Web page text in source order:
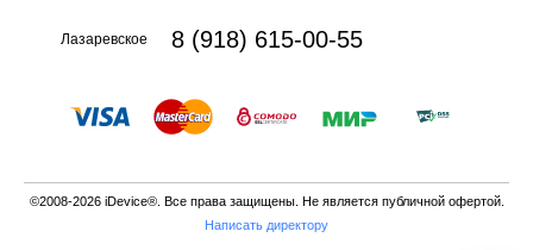
Лазаревское 8 (918) 615-00-55
©2008-2026 iDevice®. Все права защищены. Не является публичной офертой.
Написать директору